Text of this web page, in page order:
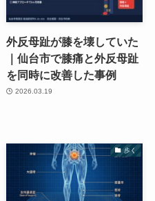
外反母趾が膝を壊していた
｜仙台市で膝痛と外反母趾
を同時に改善した事例
2026.03.19
歩く